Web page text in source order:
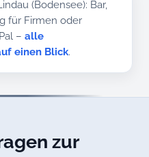
(Bodensee): Bar,
für Firmen oder
–alle
einen Blick.
zur